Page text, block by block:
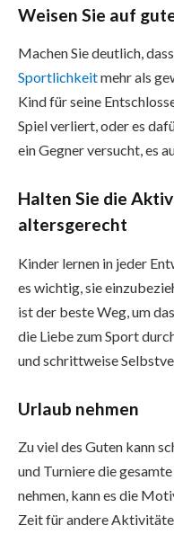
Weisen Sie auf
Machen Sie deutlich,
Sportlichkeitmehr als
Kind für seine
Spiel verliert, oder es
ein Gegner versucht, es
Halten Sie die
altersgerecht
Kinder lernen in jeder
es wichtig, sie
ist der beste Weg, um
die Liebe zum Sport
und schrittweise
Urlaub nehmen
Zu viel des Guten kann
und Turniere die
nehmen, kann es die
Zeit für andere